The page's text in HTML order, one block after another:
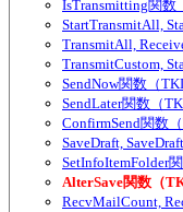
IsTransmitting関数
StartTransmitAll,
TransmitAll,
TransmitCustom,
SendNow関数（
SendLater関数（
ConfirmSend関数
SaveDraft,
SetInfoItemFolder
AlterSave関数（
RecvMailCount,